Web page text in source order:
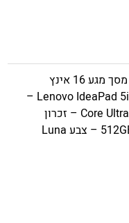
מחשב נייד עם מסך מגע 16 אינץ
Lenovo IdeaPad 5i 2-in-1 Gen10 –
מעבד Core Ultra 7 255H – זכרון
16GB – כונן 512GB – צבע Luna